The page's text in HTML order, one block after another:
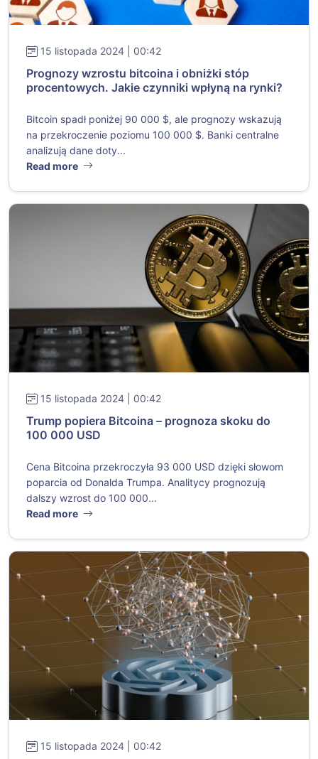
15 listopada 2024 | 00:42
Prognozy wzrostu bitcoina i obniżki stóp
procentowych. Jakie czynniki wpłyną na rynki?
Bitcoin spadł poniżej 90 000 $, ale prognozy wskazują
na przekroczenie poziomu 100 000 $. Banki centralne
analizują dane doty...
Read more
15 listopada 2024 | 00:42
Trump popiera Bitcoina – prognoza skoku do
100 000 USD
Cena Bitcoina przekroczyła 93 000 USD dzięki słowom
poparcia od Donalda Trumpa. Analitycy prognozują
dalszy wzrost do 100 000...
Read more
15 listopada 2024 | 00:42